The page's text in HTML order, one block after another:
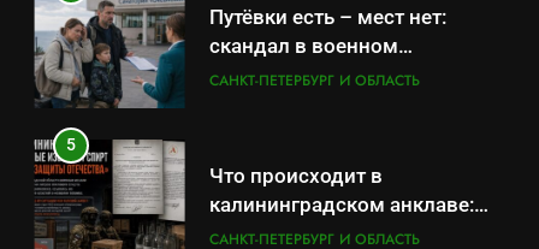
Путёвки есть – мест нет:
скандал в военном
санатории Владивостока
САНКТ-ПЕТЕРБУРГ И ОБЛАСТЬ
5
Что происходит в
калининградском анклаве:
военные изымают спирт «для
САНКТ-ПЕТЕРБУРГ И ОБЛАСТЬ